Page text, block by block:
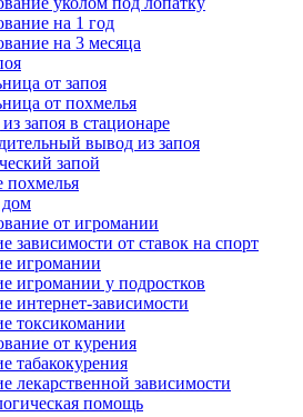
на 1 год
на 3 месяца
от запоя
от похмелья
запоя в стационаре
вывод из запоя
запой
похмелья
дом
от игромании
зависимости от ставок на спорт
игромании
игромании у подростков
интернет-зависимости
токсикомании
от курения
табакокурения
лекарственной зависимости
помощь